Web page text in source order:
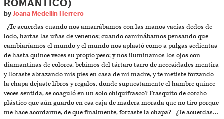
ROMÁNTICO)
by Joana Medellín Herrero
¿Te acuerdas cuando nos amarrábamos con las manos vacías dedos de
lodo, hartas las uñas de venenos; cuando caminábamos pensando que
cambiaríamos el mundo y el mundo nos aplastó como a pulgas sedientas
de hasta quince veces su propio peso; y nos iluminamos los ojos con
diamantinas de colores, bebimos del tártaro tarro de necesidades mentira
y lloraste abrazando mis pies en casa de mi madre, y te metiste forzando
la chapa dejaste libros y regalos, donde supuestamente el hambre quince
veces sentida, se coaguló en un solo chiquifrasco? Frasquito de corcho
plástico que aún guardo en esa caja de madera morada que no tiro porque
me hace acordarme, de que finalmente, forzaste la chapa? ¿Te acuerdas…